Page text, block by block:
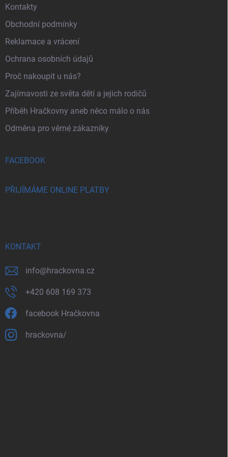
Kontakty
Obchodní podmínky
Reklamace a vrácení
Ochrana osobních údajů
Proč nakoupit u nás?
Zajímavosti ze světa dětí a jejich rodičů
Příběh Hračkovny aneb něco málo o nás
Odměna pro věrné zákazníky
FACEBOOK
PŘIJÍMÁME ONLINE PLATBY
KONTAKT
info@hrackovna.cz
+420 608 169 373
facebook Hračkovna
hrackovna/